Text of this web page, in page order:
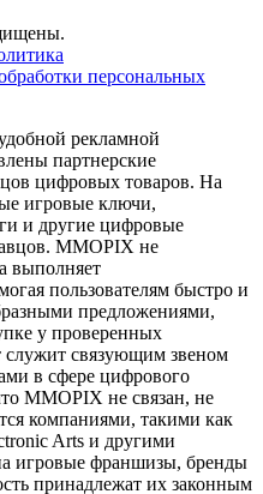
персональных
рекламной
партнерские
цифровых товаров. На
игровые ключи,
и другие цифровые
MMOPIX не
выполняет
пользователям быстро и
предложениями,
у проверенных
служит связующим звеном
в сфере цифрового
MMOPIX не связан, не
компаниями, такими как
Arts и другими
игровые франшизы, бренды
принадлежат их законным